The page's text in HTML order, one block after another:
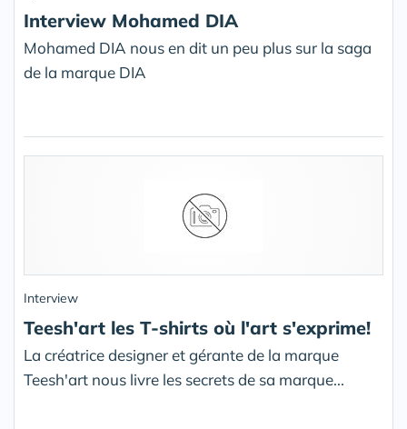
Interview Mohamed DIA
Mohamed DIA nous en dit un peu plus sur la saga
de la marque DIA
Interview
Teesh'art les T-shirts où l'art s'exprime!
La créatrice designer et gérante de la marque
Teesh'art nous livre les secrets de sa marque...